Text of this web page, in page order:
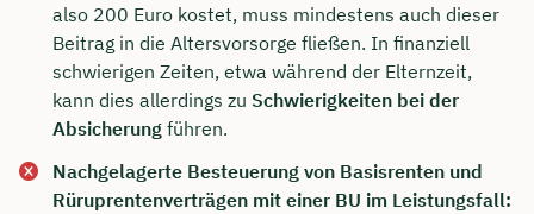
also 200 Euro kostet, muss mindestens auch dieser
Beitrag in die Altersvorsorge fließen. In finanziell
schwierigen Zeiten, etwa während der Elternzeit,
kann dies allerdings zu Schwierigkeiten bei der
Absicherung führen.
Nachgelagerte Besteuerung von Basisrenten und
Rüruprentenverträgen mit einer BU im Leistungsfall: